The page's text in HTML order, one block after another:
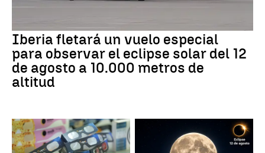
Iberia fletará un vuelo especial
para observar el eclipse solar del 12
de agosto a 10.000 metros de
altitud